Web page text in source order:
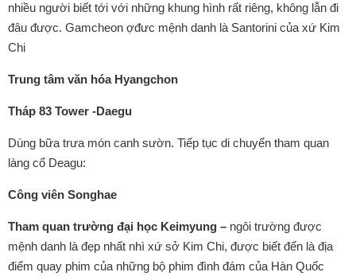
nhiều người biết tới với những khung hình rất riêng, không lẫn đi
đâu được. Gamcheon ợđưc mệnh danh là Santorini của xứ Kim
Chi
Trung tâm văn hóa Hyangchon
Tháp 83 Tower -Daegu
Dùng bữa trưa món canh sườn. Tiếp tục di chuyển tham quan
làng cổ Deagu:
Công viên Songhae
Tham quan trường đại học Keimyung – ngôi trường được
mệnh danh là đẹp nhất nhì xứ sở Kim Chi, được biết đến là địa
điểm quay phim của những bộ phim đình đám của Hàn Quốc